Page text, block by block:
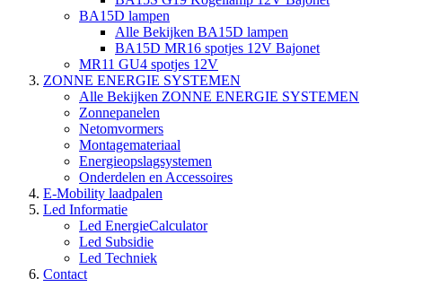
BA15D lampen
Alle Bekijken BA15D lampen
BA15D MR16 spotjes 12V Bajonet
MR11 GU4 spotjes 12V
ZONNE ENERGIE SYSTEMEN
Alle Bekijken ZONNE ENERGIE SYSTEMEN
Zonnepanelen
Netomvormers
Montagemateriaal
Energieopslagsystemen
Onderdelen en Accessoires
E-Mobility laadpalen
Led Informatie
Led EnergieCalculator
Led Subsidie
Led Techniek
Contact